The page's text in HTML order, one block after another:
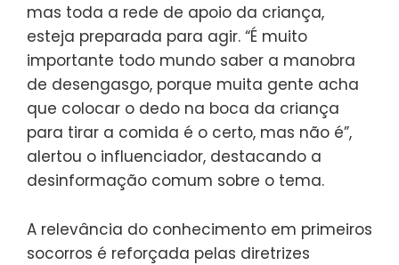
mas toda a rede de apoio da criança,
esteja preparada para agir. “É muito
importante todo mundo saber a manobra
de desengasgo, porque muita gente acha
que colocar o dedo na boca da criança
para tirar a comida é o certo, mas não é”,
alertou o influenciador, destacando a
desinformação comum sobre o tema.
A relevância do conhecimento em primeiros
socorros é reforçada pelas diretrizes